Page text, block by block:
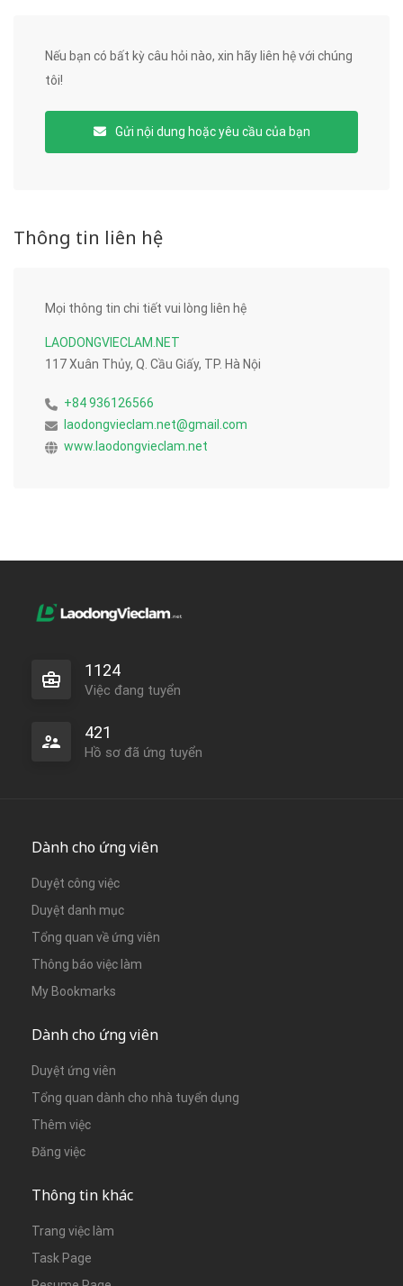
Nếu bạn có bất kỳ câu hỏi nào, xin hãy liên hệ với chúng
tôi!
Gửi nội dung hoặc yêu cầu của bạn
Thông tin liên hệ
Mọi thông tin chi tiết vui lòng liên hệ
LAODONGVIECLAM.NET
117 Xuân Thủy, Q. Cầu Giấy, TP. Hà Nội
+84 936126566
laodongvieclam.net@gmail.com
www.laodongvieclam.net
1124
Việc đang tuyển
421
Hồ sơ đã ứng tuyển
Dành cho ứng viên
Duyệt công việc
Duyệt danh mục
Tổng quan về ứng viên
Thông báo việc làm
My Bookmarks
Dành cho ứng viên
Duyệt ứng viên
Tổng quan dành cho nhà tuyển dụng
Thêm việc
Đăng việc
Thông tin khác
Trang việc làm
Task Page